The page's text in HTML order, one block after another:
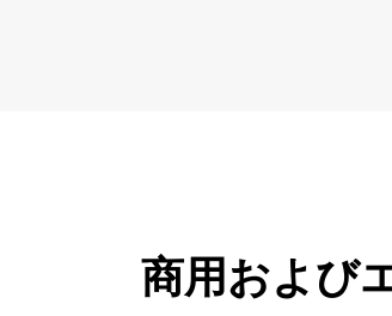
商用および